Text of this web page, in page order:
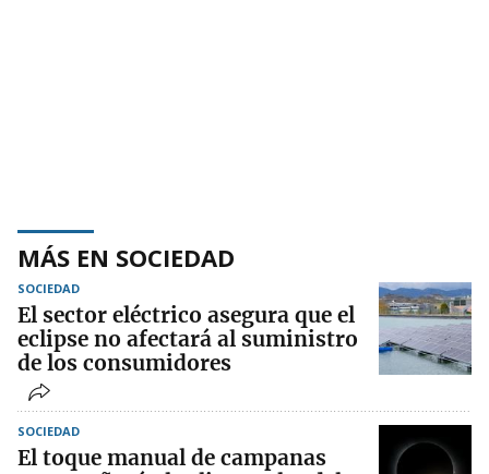
MÁS EN SOCIEDAD
SOCIEDAD
El sector eléctrico asegura que el
eclipse no afectará al suministro
de los consumidores
SOCIEDAD
El toque manual de campanas